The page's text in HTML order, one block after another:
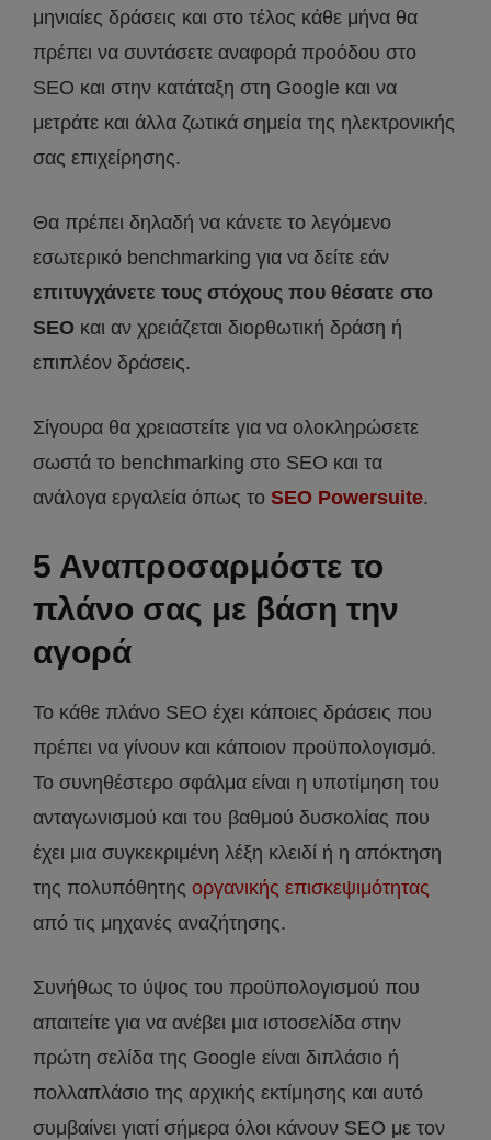
μηνιαίες δράσεις και στο τέλος κάθε μήνα θα
πρέπει να συντάσετε αναφορά προόδου στο
SEO και στην κατάταξη στη Google και να
μετράτε και άλλα ζωτικά σημεία της ηλεκτρονικής
σας επιχείρησης.
Θα πρέπει δηλαδή να κάνετε το λεγόμενο
εσωτερικό benchmarking για να δείτε εάν
επιτυγχάνετε τους στόχους που θέσατε στο
SEO και αν χρειάζεται διορθωτική δράση ή
επιπλέον δράσεις.
Σίγουρα θα χρειαστείτε για να ολοκληρώσετε
σωστά το benchmarking στο SEO και τα
ανάλογα εργαλεία όπως το SEO Powersuite.
5 Αναπροσαρμόστε το
πλάνο σας με βάση την
αγορά
Το κάθε πλάνο SEO έχει κάποιες δράσεις που
πρέπει να γίνουν και κάποιον προϋπολογισμό.
Το συνηθέστερο σφάλμα είναι η υποτίμηση του
ανταγωνισμού και του βαθμού δυσκολίας που
έχει μια συγκεκριμένη λέξη κλειδί ή η απόκτηση
της πολυπόθητης οργανικής επισκεψιμότητας
από τις μηχανές αναζήτησης.
Συνήθως το ύψος του προϋπολογισμού που
απαιτείτε για να ανέβει μια ιστοσελίδα στην
πρώτη σελίδα της Google είναι διπλάσιο ή
πολλαπλάσιο της αρχικής εκτίμησης και αυτό
συμβαίνει γιατί σήμερα όλοι κάνουν SEO με τον